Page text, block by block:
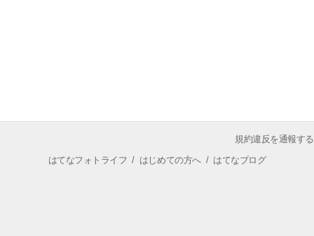
規約違反を通報する
はてなフォトライフ / はじめての方へ/ はてなブログ